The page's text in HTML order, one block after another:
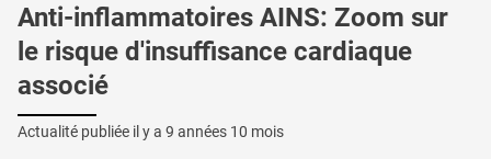
Anti-inflammatoires AINS: Zoom sur
le risque d'insuffisance cardiaque
associé
Actualité publiée il y a 9 années 10 mois